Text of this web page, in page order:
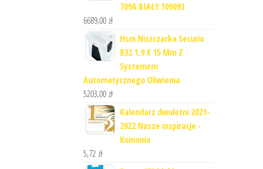
709A BIAŁY 109093
6689,00 zł
Hsm Niszczarka Securio
B32 1,9 X 15 Mm Z
Systemem
Automatycznego Oliwienia
5203,00 zł
Kalendarz dwuletni 2021-
2022 Nasze inspiracje -
Koinonia
5,72 zł